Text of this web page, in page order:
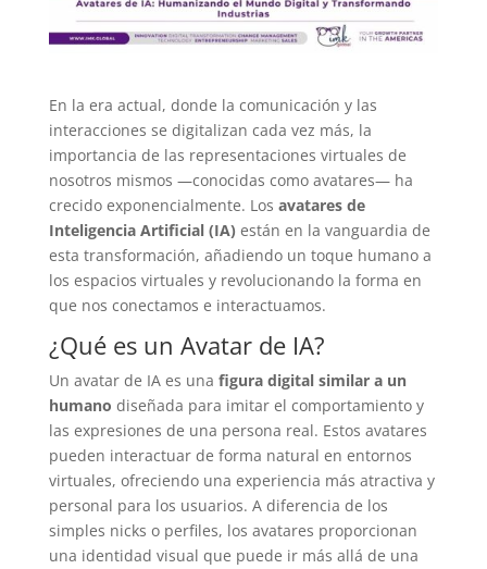
En la era actual, donde la comunicación y las
interacciones se digitalizan cada vez más, la
importancia de las representaciones virtuales de
nosotros mismos —conocidas como avatares— ha
crecido exponencialmente. Los avatares de
Inteligencia Artificial (IA) están en la vanguardia de
esta transformación, añadiendo un toque humano a
los espacios virtuales y revolucionando la forma en
que nos conectamos e interactuamos.
¿Qué es un Avatar de IA?
Un avatar de IA es una figura digital similar a un
humano diseñada para imitar el comportamiento y
las expresiones de una persona real. Estos avatares
pueden interactuar de forma natural en entornos
virtuales, ofreciendo una experiencia más atractiva y
personal para los usuarios. A diferencia de los
simples nicks o perfiles, los avatares proporcionan
una identidad visual que puede ir más allá de una